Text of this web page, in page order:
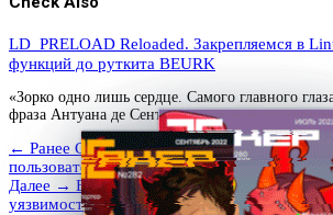
LD_PRELOAD Reloaded. Закрепляемся в
функций до руткита BEURK
«Зорко одно лишь сердце. Самого главного
фраза Антуана де Сент-Эк…
← Ранее Сенатор США заявил, что
пользователями Apple и Google через push-
Далее → В Positive Technologies рассказали
уязвимости в продуктах «1С-Битрикс»